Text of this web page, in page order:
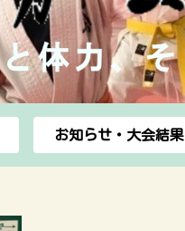
お知らせ・大会結果